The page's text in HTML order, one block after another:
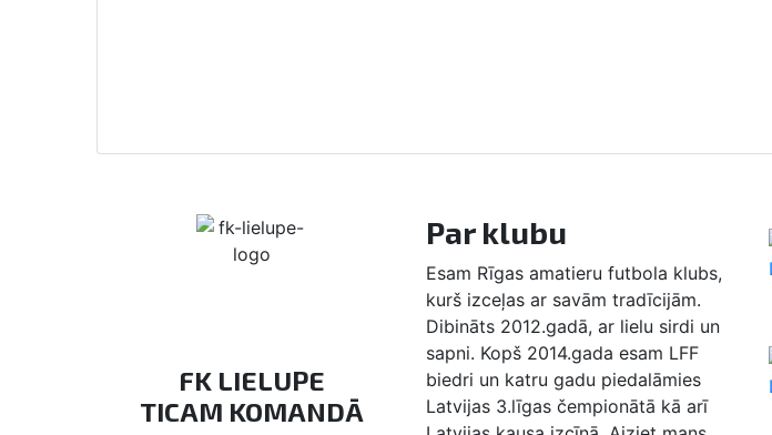
FK LIELUPE
TICAM KOMANDĀ
Par klubu
Esam Rīgas amatieru futbola klubs,
kurš izceļas ar savām tradīcijām.
Dibināts 2012.gadā, ar lielu sirdi un
sapni. Kopš 2014.gada esam LFF
biedri un katru gadu piedalāmies
Latvijas 3.līgas čempionātā kā arī